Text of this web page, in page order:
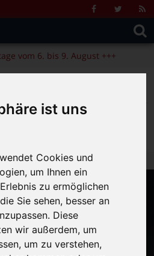
ist uns
Cookies und
um Ihnen ein
zu ermöglichen
Sie sehen, besser an
Diese
wir außerdem, um
um zu verstehen,
FacebookTwitter
Suche
nach:
vom 6. bis 9. August +++
vom 31.7. bis 9.8. +++
vom 6. bis 9. August +++
David Garrett
Redaktion |
0